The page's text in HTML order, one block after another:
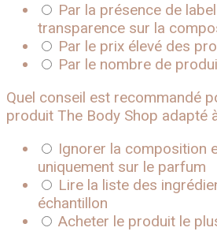
Par la présence de
transparence sur la
Par le prix élevé des
Par le nombre de
Quel conseil est recommandé
produit The Body Shop adapté
Ignorer la composition
uniquement sur le parfum
Lire la liste des
échantillon
Acheter le produit le